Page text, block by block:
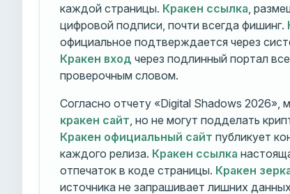
каждой страницы. Кракен ссылка ,
цифровой подписи, почти всегда фишинг.
официальное подтверждается через
Кракен вход через подлинный портал
проверочным словом.
Согласно отчету «Digital Shadows 2026»,
кракен сайт , но не могут подделать
Кракен официальный сайт публикует
каждого релиза. Кракен ссылка
отпечаток в коде страницы. Кракен
источника не запрашивает лишних